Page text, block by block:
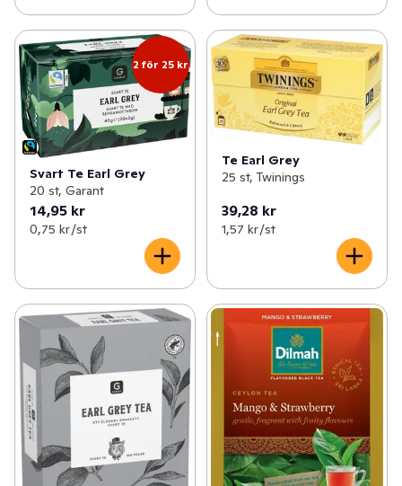
2 för 25 kr
Svart Te Earl Grey
20 st, Garant
14,95 kr
0,75 kr /st
Te Earl Grey
25 st, Twinings
39,28 kr
1,57 kr /st